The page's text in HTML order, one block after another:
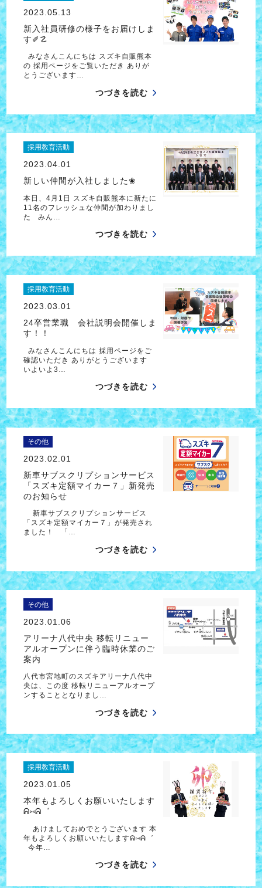
2023.05.13
新入社員研修の様子をお届けしま
す✐☡
みなさんこんにちは スズキ自販熊本
の 採用ページをご覧いただき ありが
とうございます…
つづきを読む
採用教育活動
2023.04.01
新しい仲間が入社しました❀
本日、4月1日 スズキ自販熊本に新たに
11名のフレッシュな仲間が加わりまし
た みん…
つづきを読む
採用教育活動
2023.03.01
24卒営業職 会社説明会開催しま
す！！
みなさんこんにちは 採用ページをご
確認いただき ありがとうございます
いよいよ3…
つづきを読む
その他
2023.02.01
新車サブスクリプションサービス
「スズキ定額マイカー７」新発売
のお知らせ
新車サブスクリプションサービス
「スズキ定額マイカー７」が発売され
ました！ 「…
つづきを読む
その他
2023.01.06
アリーナ八代中央 移転リニュー
アルオープンに伴う臨時休業のご
案内
八代市宮地町のスズキアリーナ八代中
央は、この度 移転リニューアルオープ
ンすることとなりまし…
つづきを読む
採用教育活動
2023.01.05
本年もよろしくお願いいたします
ᕱ⑅ᕱ゛
あけましておめでとうございます 本
年もよろしくお願いいたしますᕱ⑅ᕱ゛
今年…
つづきを読む